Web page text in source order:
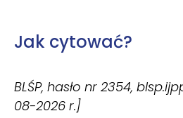
Jak cytować?
BLŚP, hasło nr 2354,
08-2026 r.]